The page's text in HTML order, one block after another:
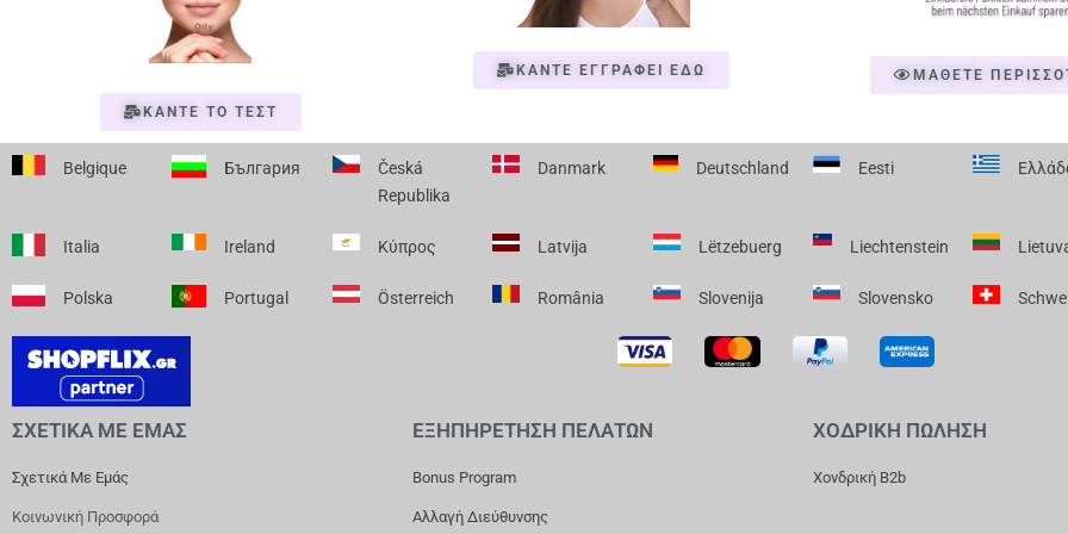
ΚΑΝΤΕ ΤΟ ΤΕΣΤ
ΚΑΝΤΕ ΕΓΓΡΑΦΕΙ ΕΔΩ ΜΑΘΕΤΕ
Belgique България
Česká
Republika
Danmark Deutschland Eesti
Italia Ireland Κύπρος Latvija Lëtzebuerg Liechtenstein
Polska Portugal Österreich România Slovenija Slovensko
ΣΧΕΤΙΚΑ ΜΕ ΕΜΑΣ
Σχετικά Με Εμάς
Κοινωνική Προσφορά
ΕΞΗΠΗΡΕΤΗΣΗ ΠΕΛΑΤΩΝ
Bonus Program
Αλλαγή Διεύθυνσης
ΧΟΔΡΙΚΗ ΠΩΛΗΣΗ
Χονδρική B2b